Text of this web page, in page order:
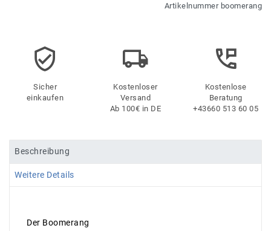
Artikelnummer boomerang
Sicher
einkaufen
Kostenloser
Versand
Ab 100€ in DE
Kostenlose
Beratung
+43660 513 60 05
Beschreibung
Weitere Details
Der Boomerang